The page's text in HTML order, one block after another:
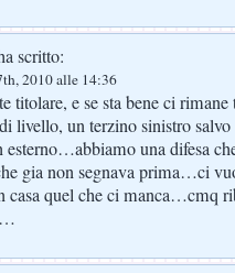
scritto:
2010 alle 14:36
titolare, e se sta bene ci
livello, un terzino sinistro
esterno…abbiamo una difesa
gia non segnava prima…ci
casa quel che ci manca…cmq